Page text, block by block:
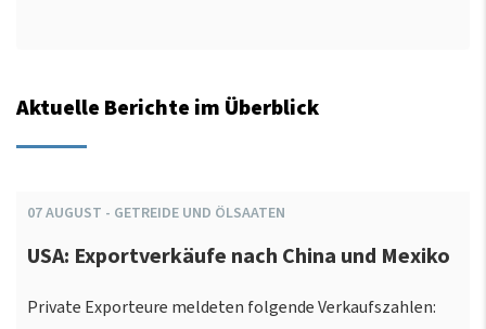
Aktuelle Berichte im Überblick
07AUGUST - GETREIDE UND ÖLSAATEN
USA: Exportverkäufe nach China und Mexiko
Private Exporteure meldeten folgende Verkaufszahlen: